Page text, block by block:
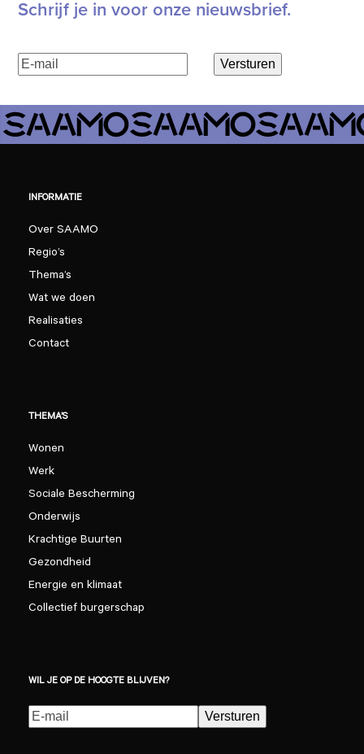
Schrijf je in voor onze nieuwsbrief.
E-
mailadres(Vereist)
Versturen
INFORMATIE
Over SAAMO
Regio’s
Thema’s
Wat we doen
Realisaties
Contact
THEMA’S
Wonen
Werk
Sociale Bescherming
Onderwijs
Krachtige Buurten
Gezondheid
Energie en klimaat
Collectief burgerschap
WIL JE OP DE HOOGTE BLIJVEN?
E-
mailadres(Vereist)
Versturen